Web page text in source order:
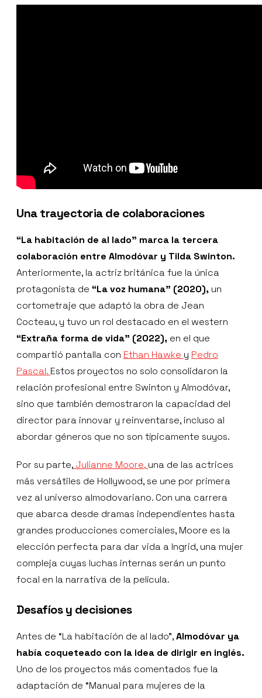
Una trayectoria de colaboraciones
“La habitación de al lado” marca la tercera
colaboración entre Almodóvar y Tilda Swinton.
Anteriormente, la actriz británica fue la única
protagonista de “La voz humana” (2020), un
cortometraje que adaptó la obra de Jean
Cocteau, y tuvo un rol destacado en el western
“Extraña forma de vida” (2022), en el que
compartió pantalla con Ethan Hawke y Pedro
Pascal. Estos proyectos no solo consolidaron la
relación profesional entre Swinton y Almodóvar,
sino que también demostraron la capacidad del
director para innovar y reinventarse, incluso al
abordar géneros que no son típicamente suyos.
Por su parte, Julianne Moore, una de las actrices
más versátiles de Hollywood, se une por primera
vez al universo almodovariano. Con una carrera
que abarca desde dramas independientes hasta
grandes producciones comerciales, Moore es la
elección perfecta para dar vida a Ingrid, una mujer
compleja cuyas luchas internas serán un punto
focal en la narrativa de la película.
Desafíos y decisiones
Antes de “La habitación de al lado”,Almodóvar ya
había coqueteado con la idea de dirigir en inglés.
Uno de los proyectos más comentados fue la
adaptación de “Manual para mujeres de la